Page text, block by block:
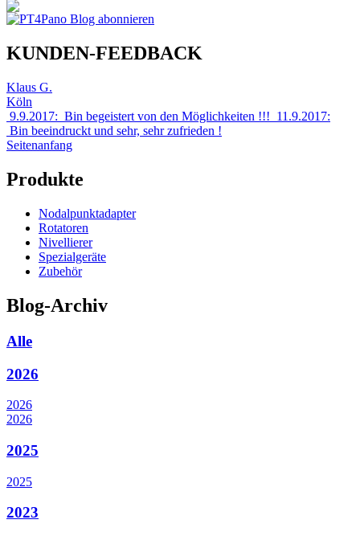
KUNDEN-FEEDBACK
Klaus G.
Köln
9.9.2017: Bin begeistert von den Möglichkeiten !!! 11.9.2017:
Bin beeindruckt und sehr, sehr zufrieden !
Seitenanfang
Produkte
Nodalpunktadapter
Rotatoren
Nivellierer
Spezialgeräte
Zubehör
Blog-Archiv
Alle
2026
2026
2026
2025
2025
2023